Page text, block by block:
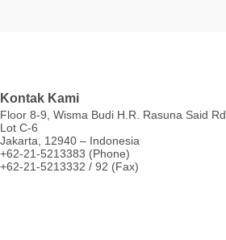
Kontak Kami
Floor 8-9, Wisma Budi H.R. Rasuna Said Rd.
Lot C-6
Jakarta, 12940 – Indonesia
+62-21-5213383 (Phone)
+62-21-5213332 / 92 (Fax)